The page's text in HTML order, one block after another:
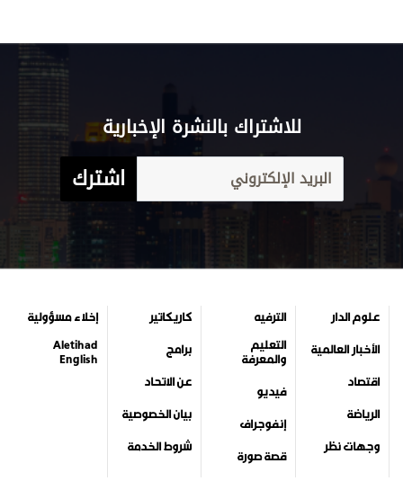
للاشتراك بالنشرة الإخبارية
اشترك
علوم الدار
الأخبار العالمية
اقتصاد
الرياضة
وجهات نظر
الترفيه
التعليم
والمعرفة
فيديو
إنفوجراف
قصة صورة
كاريكاتير
برامج
عن الاتحاد
بيان الخصوصية
شروط الخدمة
إخلاء مسؤولية
Aletihad
English